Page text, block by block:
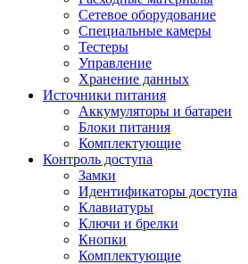
Сетевое оборудование
Специальные камеры
Тестеры
Управление
Хранение данных
Источники питания
Аккумуляторы и батареи
Блоки питания
Комплектующие
Контроль доступа
Замки
Идентификаторы доступа
Клавиатуры
Ключи и брелки
Кнопки
Комплектующие